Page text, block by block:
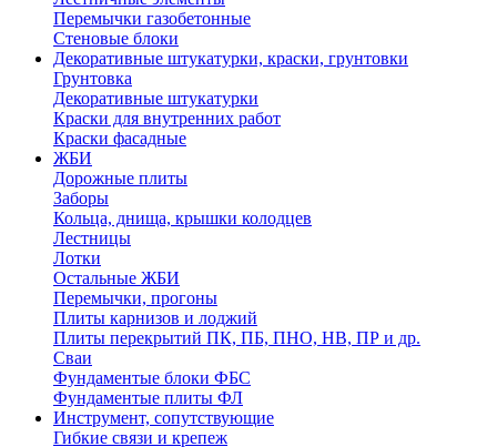
Перемычки газобетонные
Стеновые блоки
Декоративные штукатурки, краски, грунтовки
Грунтовка
Декоративные штукатурки
Краски для внутренних работ
Краски фасадные
ЖБИ
Дорожные плиты
Заборы
Кольца, днища, крышки колодцев
Лестницы
Лотки
Остальные ЖБИ
Перемычки, прогоны
Плиты карнизов и лоджий
Плиты перекрытий ПК, ПБ, ПНО, НВ, ПР и др.
Сваи
Фундаментые блоки ФБС
Фундаментые плиты ФЛ
Инструмент, сопутствующие
Гибкие связи и крепеж